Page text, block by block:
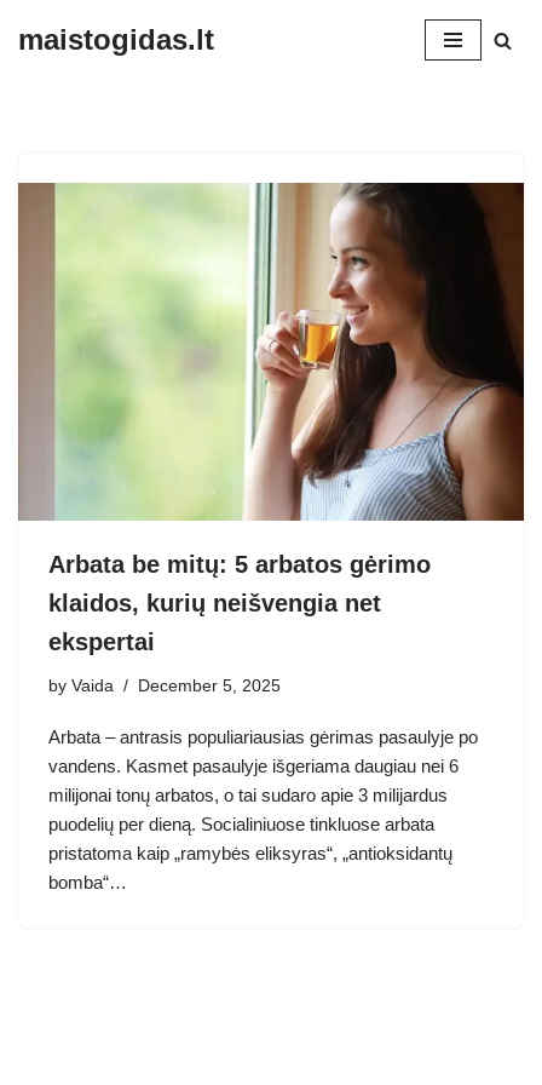
maistogidas.lt
Arbata be mitų: 5 arbatos gėrimo
klaidos, kurių neišvengia net
ekspertai
by Vaida December 5, 2025
Arbata – antrasis populiariausias gėrimas pasaulyje po
vandens. Kasmet pasaulyje išgeriama daugiau nei 6
milijonai tonų arbatos, o tai sudaro apie 3 milijardus
puodelių per dieną. Socialiniuose tinkluose arbata
pristatoma kaip „ramybės eliksyras“, „antioksidantų
bomba“…